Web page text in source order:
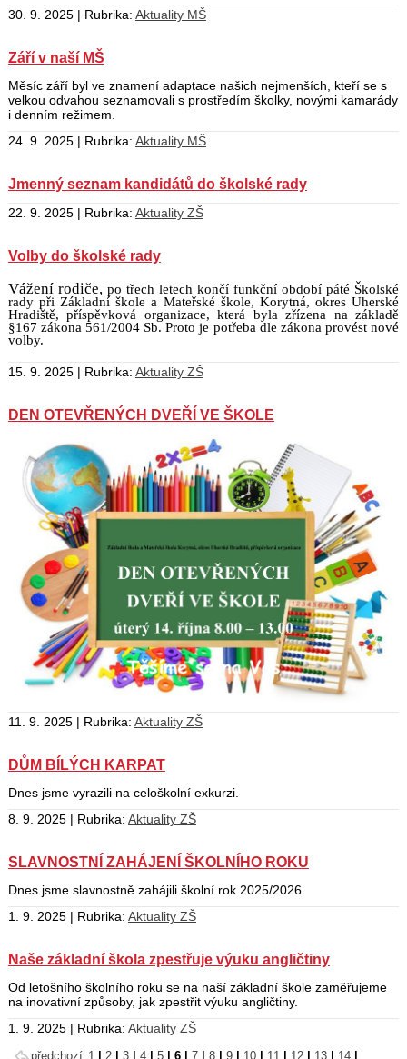
30. 9. 2025 | Rubrika: Aktuality MŠ
Září v naší MŠ
Měsíc září byl ve znamení adaptace našich nejmenších, kteří se s
velkou odvahou seznamovali s prostředím školky, novými kamarády
i denním režimem.
24. 9. 2025 | Rubrika: Aktuality MŠ
Jmenný seznam kandidátů do školské rady
22. 9. 2025 | Rubrika: Aktuality ZŠ
Volby do školské rady
Vážení rodiče, po třech letech končí funkční období páté Školské
rady při Základní škole a Mateřské škole, Korytná, okres Uherské
Hradiště, příspěvková organizace, která byla zřízena na základě
§167 zákona 561/2004 Sb. Proto je potřeba dle zákona provést nové
volby.
15. 9. 2025 | Rubrika: Aktuality ZŠ
DEN OTEVŘENÝCH DVEŘÍ VE ŠKOLE
11. 9. 2025 | Rubrika: Aktuality ZŠ
DŮM BÍLÝCH KARPAT
Dnes jsme vyrazili na celoškolní exkurzi.
8. 9. 2025 | Rubrika: Aktuality ZŠ
SLAVNOSTNÍ ZAHÁJENÍ ŠKOLNÍHO ROKU
Dnes jsme slavnostně zahájili školní rok 2025/2026.
1. 9. 2025 | Rubrika: Aktuality ZŠ
Naše základní škola zpestřuje výuku angličtiny
Od letošního školního roku se na naší základní škole zaměřujeme
na inovativní způsoby, jak zpestřit výuku angličtiny.
1. 9. 2025 | Rubrika: Aktuality ZŠ
předchozí 1 2 3 4 5 6 7 8 9 10 11 12 13 14